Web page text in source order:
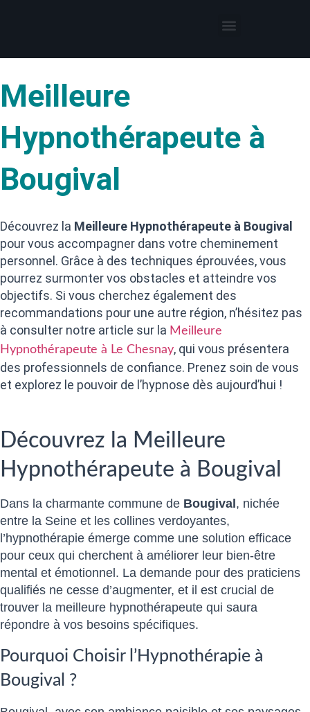
Meilleure
Hypnothérapeute à
Bougival
Découvrez la Meilleure Hypnothérapeute à Bougival
pour vous accompagner dans votre cheminement
personnel. Grâce à des techniques éprouvées, vous
pourrez surmonter vos obstacles et atteindre vos
objectifs. Si vous cherchez également des
recommandations pour une autre région, n’hésitez pas
à consulter notre article sur la Meilleure
Hypnothérapeute à Le Chesnay, qui vous présentera
des professionnels de confiance. Prenez soin de vous
et explorez le pouvoir de l’hypnose dès aujourd’hui !
Découvrez la Meilleure
Hypnothérapeute à Bougival
Dans la charmante commune de Bougival , nichée
entre la Seine et les collines verdoyantes,
l’hypnothérapie émerge comme une solution efficace
pour ceux qui cherchent à améliorer leur bien-être
mental et émotionnel. La demande pour des praticiens
qualifiés ne cesse d’augmenter, et il est crucial de
trouver la meilleure hypnothérapeute qui saura
répondre à vos besoins spécifiques.
Pourquoi Choisir l’Hypnothérapie à
Bougival ?